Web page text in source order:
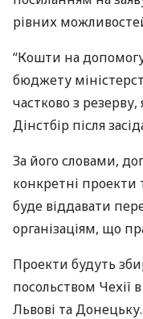
рівних
“Кошти на допомогу
бюджету
частково з резерву,
Дінстбір після
За його словами,
конкретні
буде віддавати
організаціям, що
Проекти будуть
посольством Чехії
Львові та Донецьку.